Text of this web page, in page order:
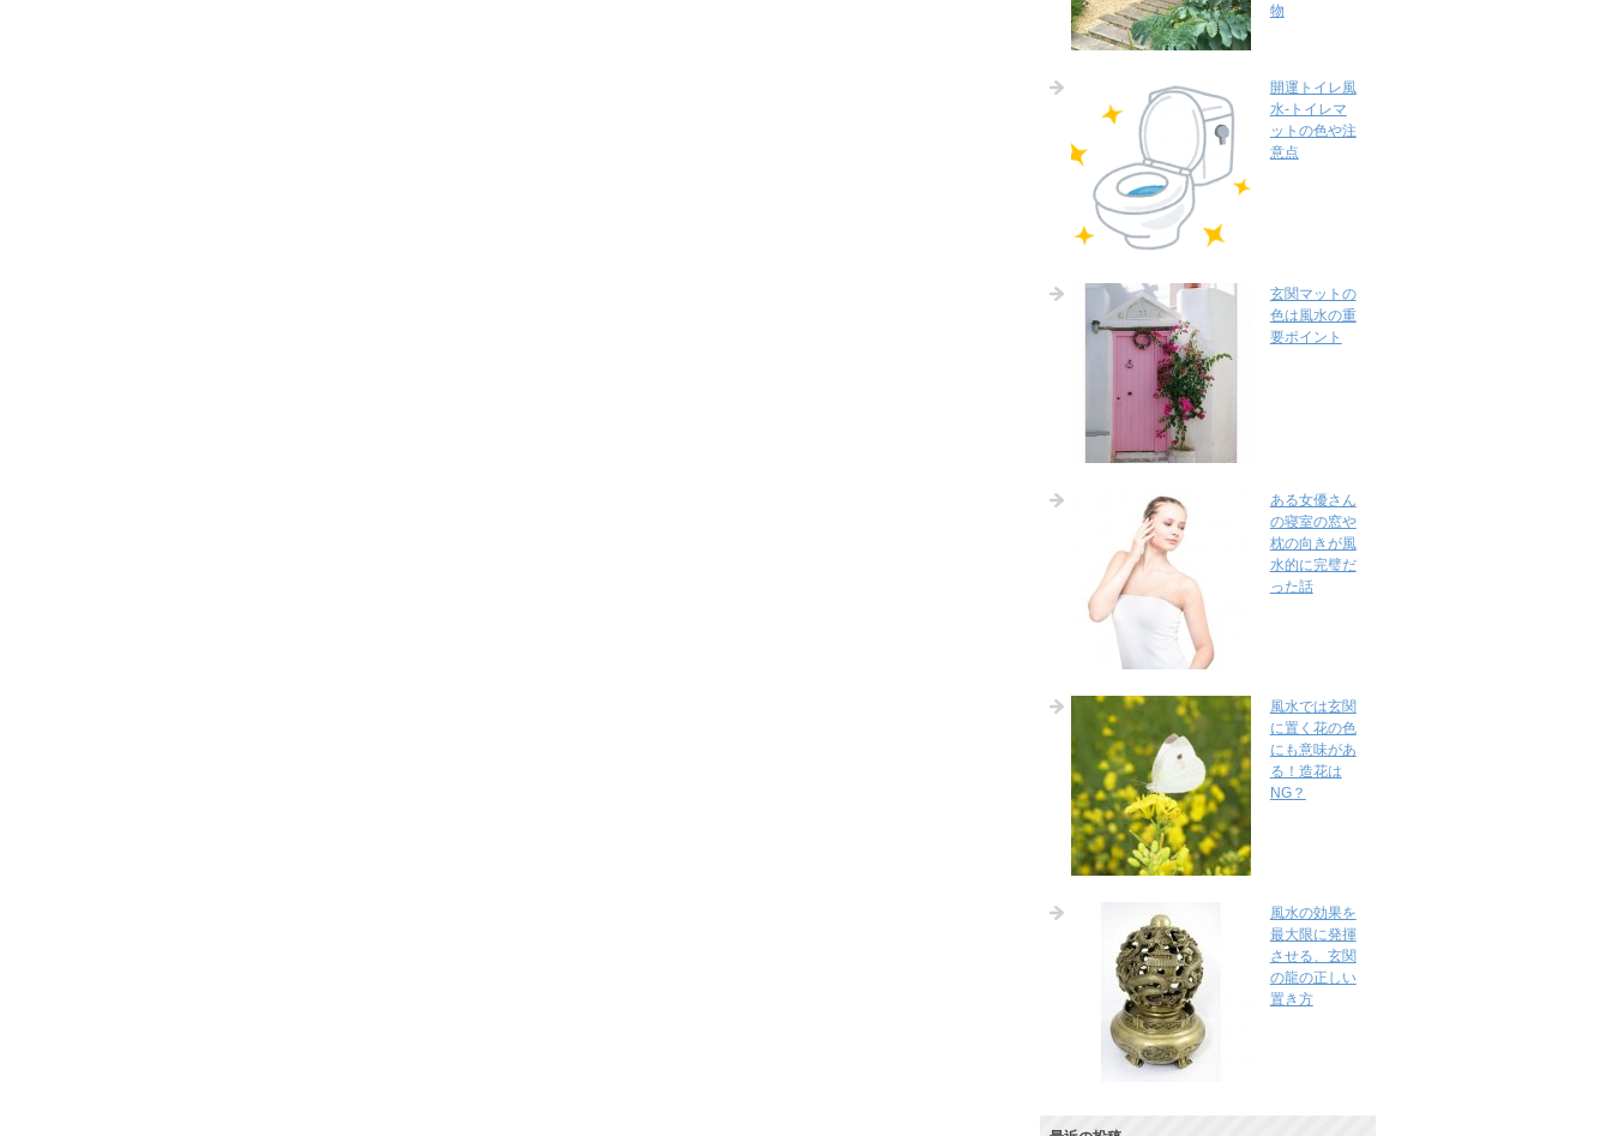
物
開運トイレ風
水-トイレマ
ットの色や注
意点
玄関マットの
色は風水の重
要ポイント
ある女優さん
の寝室の窓や
枕の向きが風
水的に完璧だ
った話
風水では玄関
に置く花の色
にも意味があ
る！造花は
NG？
風水の効果を
最大限に発揮
させる、玄関
の龍の正しい
置き方